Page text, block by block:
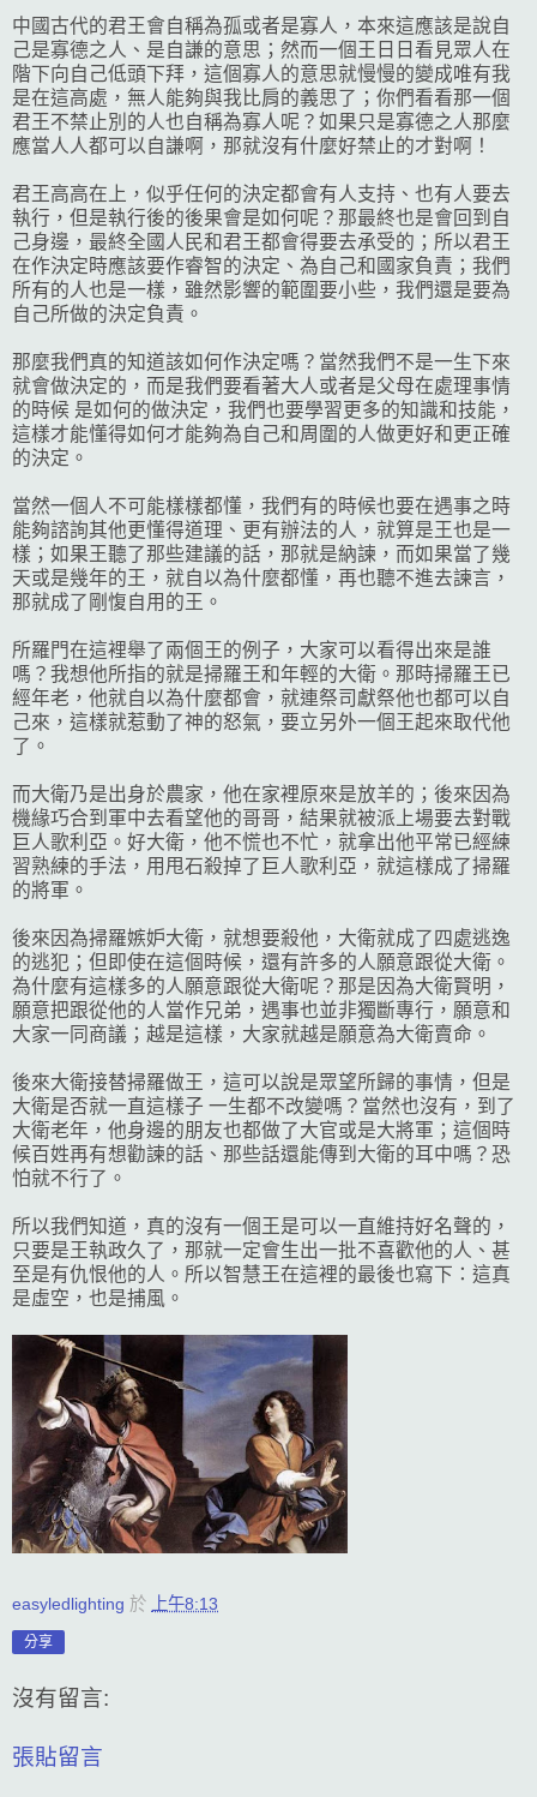
中國古代的君王會自稱為孤或者是寡人，本來這應該是說自
己是寡德之人、是自謙的意思；然而一個王日日看見眾人在
階下向自己低頭下拜，這個寡人的意思就慢慢的變成唯有我
是在這高處，無人能夠與我比肩的義思了；你們看看那一個
君王不禁止別的人也自稱為寡人呢？如果只是寡德之人那麼
應當人人都可以自謙啊，那就沒有什麼好禁止的才對啊！
君王高高在上，似乎任何的決定都會有人支持、也有人要去
執行，但是執行後的後果會是如何呢？那最終也是會回到自
己身邊，最終全國人民和君王都會得要去承受的；所以君王
在作決定時應該要作睿智的決定、為自己和國家負責；我們
所有的人也是一樣，雖然影響的範圍要小些，我們還是要為
自己所做的決定負責。
那麼我們真的知道該如何作決定嗎？當然我們不是一生下來
就會做決定的，而是我們要看著大人或者是父母在處理事情
的時候 是如何的做決定，我們也要學習更多的知識和技能，
這樣才能懂得如何才能夠為自己和周圍的人做更好和更正確
的決定。
當然一個人不可能樣樣都懂，我們有的時候也要在遇事之時
能夠諮詢其他更懂得道理、更有辦法的人，就算是王也是一
樣；如果王聽了那些建議的話，那就是納諫，而如果當了幾
天或是幾年的王，就自以為什麼都懂，再也聽不進去諫言，
那就成了剛愎自用的王。
所羅門在這裡舉了兩個王的例子，大家可以看得出來是誰
嗎？我想他所指的就是掃羅王和年輕的大衛。那時掃羅王已
經年老，他就自以為什麼都會，就連祭司獻祭他也都可以自
己來，這樣就惹動了神的怒氣，要立另外一個王起來取代他
了。
而大衛乃是出身於農家，他在家裡原來是放羊的；後來因為
機緣巧合到軍中去看望他的哥哥，結果就被派上場要去對戰
巨人歌利亞。好大衛，他不慌也不忙，就拿出他平常已經練
習熟練的手法，用甩石殺掉了巨人歌利亞，就這樣成了掃羅
的將軍。
後來因為掃羅嫉妒大衛，就想要殺他，大衛就成了四處逃逸
的逃犯；但即使在這個時候，還有許多的人願意跟從大衛。
為什麼有這樣多的人願意跟從大衛呢？那是因為大衛賢明，
願意把跟從他的人當作兄弟，遇事也並非獨斷專行，願意和
大家一同商議；越是這樣，大家就越是願意為大衛賣命。
後來大衛接替掃羅做王，這可以說是眾望所歸的事情，但是
大衛是否就一直這樣子 一生都不改變嗎？當然也沒有，到了
大衛老年，他身邊的朋友也都做了大官或是大將軍；這個時
候百姓再有想勸諫的話、那些話還能傳到大衛的耳中嗎？恐
怕就不行了。
所以我們知道，真的沒有一個王是可以一直維持好名聲的，
只要是王執政久了，那就一定會生出一批不喜歡他的人、甚
至是有仇恨他的人。所以智慧王在這裡的最後也寫下：這真
是虛空，也是捕風。
easyledlighting 於 上午8:13
分享
沒有留言:
張貼留言